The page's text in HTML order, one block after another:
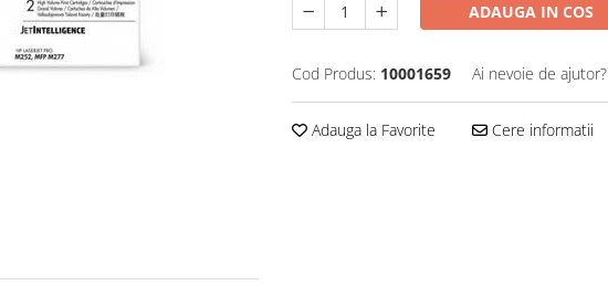
ADAUGA IN COS
Cod Produs: 10001659 Ai nevoie de ajutor?
Adauga la Favorite Cere informatii